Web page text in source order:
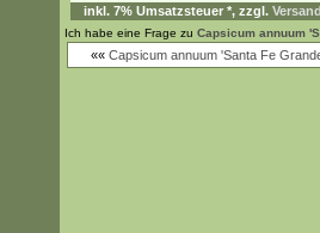
inkl. 7% Umsatzsteuer *, zzgl.
Ich habe eine Frage zu Capsicum annuum
«« Capsicum annuum 'Santa Fe